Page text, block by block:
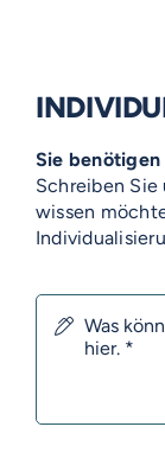
Sie
Schreiben Sie
wissen